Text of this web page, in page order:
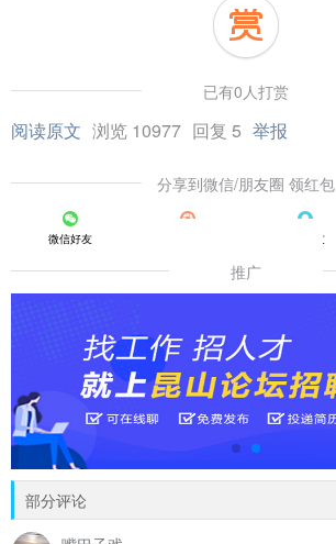
已有0人打赏
阅读原文 浏览 10977 回复 5 举报
分享到微信/朋友圈 领红包
微信好友 QQ好友
推广
部分评论